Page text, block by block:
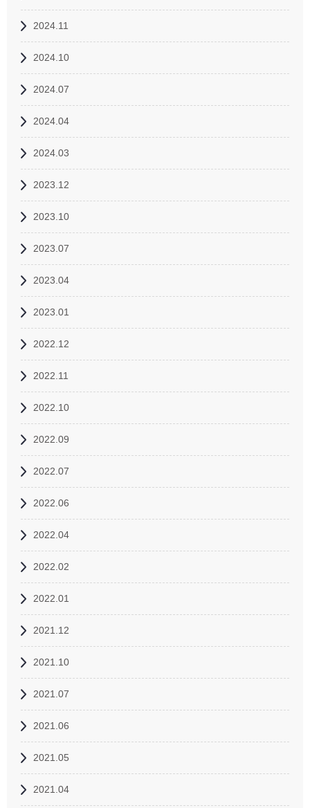
2024.11
2024.10
2024.07
2024.04
2024.03
2023.12
2023.10
2023.07
2023.04
2023.01
2022.12
2022.11
2022.10
2022.09
2022.07
2022.06
2022.04
2022.02
2022.01
2021.12
2021.10
2021.07
2021.06
2021.05
2021.04